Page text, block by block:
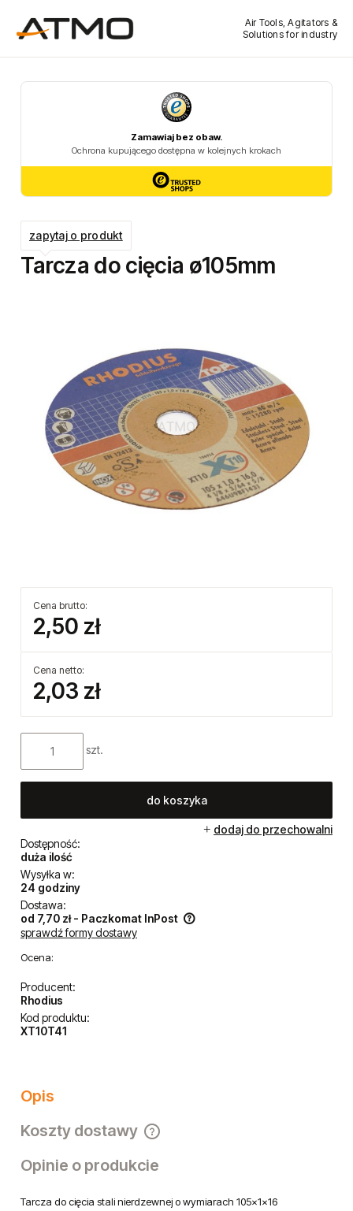
Air Tools, Agitators &
Solutions for industry
Tarcza do cięcia ø105mm
Cena brutto:
2,50 zł
Cena netto:
2,03 zł
szt.
do koszyka
dodaj do przechowalni
Dostępność:
duża ilość
Wysyłka w:
24 godziny
Dostawa:
od 7,70 zł - Paczkomat InPost
Cena nie zawiera ewentualnych kosztów płatności
sprawdź formy dostawy
Ocena:
Producent:
Rhodius
Kod produktu:
XT10T41
zapytaj o produkt
Opis
Koszty dostawy
Cena nie zawiera ewentualnych kosztów płatności
Opinie o produkcie
Tarcza do cięcia stali nierdzewnej o wymiarach 105x1x16